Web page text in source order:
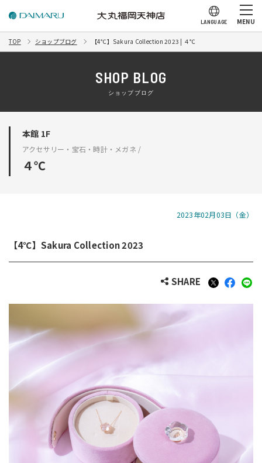
LANGUAGE MENU
TOP ショップブログ 【4℃】Sakura Collection 2023 | ４℃
SHOP BLOG
ショップブログ
本館 1F
アクセサリー・宝石・時計・メガネ /
４℃
2023年02月03日（金）
【4℃】Sakura Collection 2023
SHARE